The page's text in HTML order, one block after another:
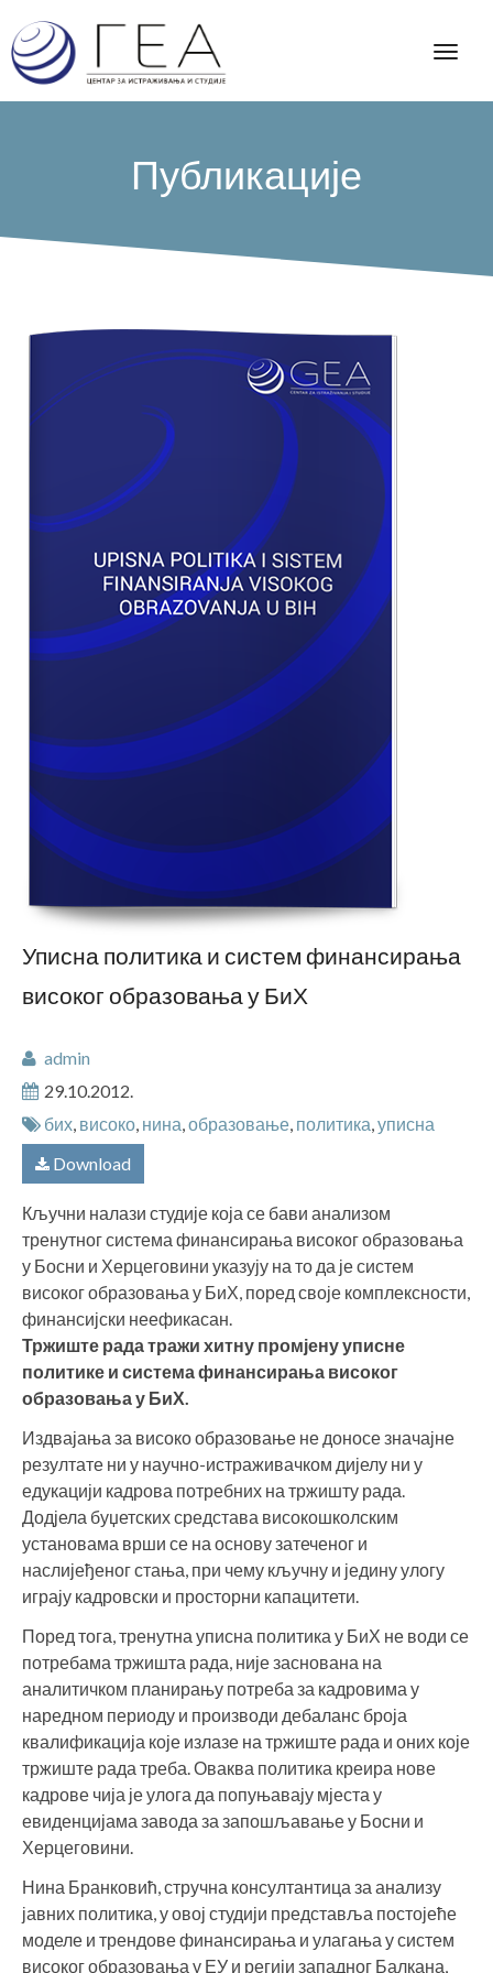
Публикације
Уписна политика и систем финансирања
високог образовања у БиХ
admin
29.10.2012.
бих, високо, нина,образовање, политика,уписна
Download
Кључни налази студије која се бави анализом
тренутног система финансирања високог образовања
у Босни и Херцеговини указују на то да је систем
високог образовања у БиХ, поред своје комплексности,
финансијски неефикасан.
Тржиште рада тражи хитну промјену уписне
политике и система финансирања високог
образовања у БиХ.
Издвајања за високо образовање не доносе значајне
резултате ни у научно-истраживачком дијелу ни у
едукацији кадрова потребних на тржишту рада.
Додјела буџетских средстава високошколским
установама врши се на основу затеченог и
наслијеђеног стања, при чему кључну и једину улогу
играју кадровски и просторни капацитети.
Поред тога, тренутна уписна политика у БиХ не води се
потребама тржишта рада, није заснована на
аналитичком планирању потреба за кадровима у
наредном периоду и производи дебаланс броја
квалификација које излазе на тржиште рада и оних које
тржиште рада треба. Оваква политика креира нове
кадрове чија је улога да попуњавају мјеста у
евиденцијама завода за запошљавање у Босни и
Херцеговини.
Нина Бранковић, стручна консултантица за анализу
јавних политика, у овој студији представља постојеће
моделе и трендове финансирања и улагања у систем
високог образовања у ЕУ и регији западног Балкана,